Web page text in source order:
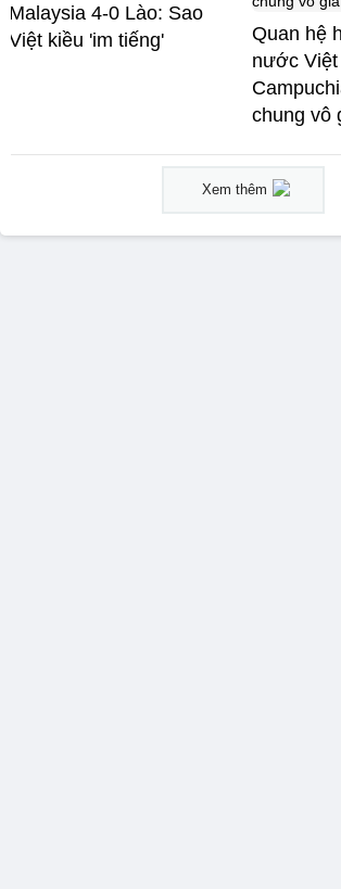
Malaysia 4-0 Lào: Sao
Việt kiều 'im tiếng'
Quan hệ
nước
chung vô
Xem thêm